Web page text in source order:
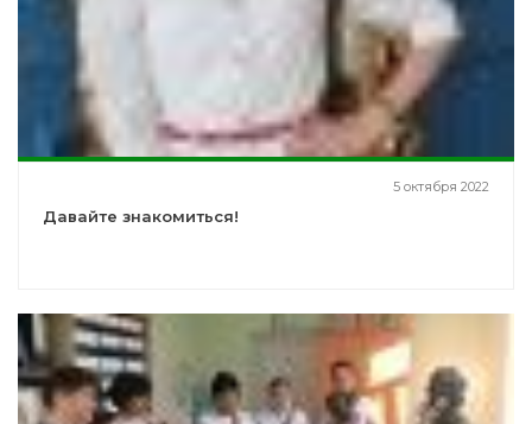
5 октября 2022
Давайте знакомиться!